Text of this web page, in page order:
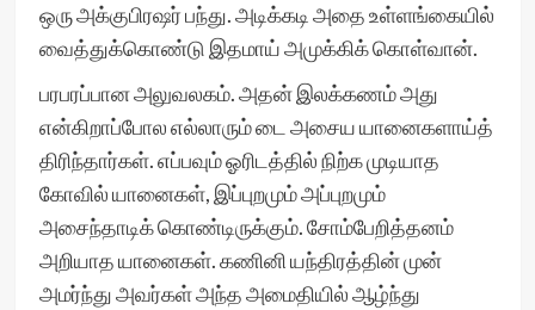
ஒரு அக்குபிரஷர் பந்து. அடிக்கடி அதை உள்ளங்கையில்
வைத்துக்கொண்டு இதமாய் அமுக்கிக் கொள்வான்.
பரபரப்பான அலுவலகம். அதன் இலக்கணம் அது
என்கிறாப்போல எல்லாரும் டை அசைய யானைகளாய்த்
திரிந்தார்கள். எப்பவும் ஓரிடத்தில் நிற்க முடியாத
கோவில் யானைகள், இப்புறமும் அப்புறமும்
அசைந்தாடிக் கொண்டிருக்கும். சோம்பேறித்தனம்
அறியாத யானைகள். கணினி யந்திரத்தின் முன்
அமர்ந்து அவர்கள் அந்த அமைதியில் ஆழ்ந்து